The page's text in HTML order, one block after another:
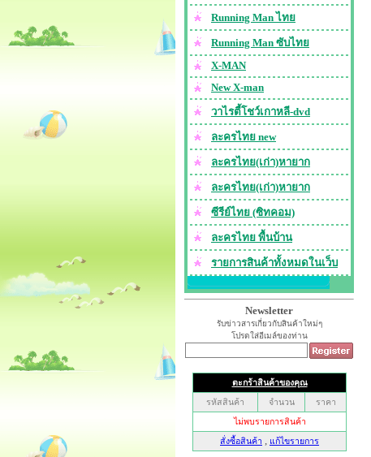
Running Man ไทย
Running Man ซับไทย
X-MAN
New X-man
วาไรตี้โชว์เกาหลี-dvd
ละครไทย new
ละครไทย(เก่า)หายาก
ละครไทย(เก่า)หายาก
ซีรีย์ไทย (ซิทคอม)
ละครไทย พื้นบ้าน
รายการสินค้าทั้งหมดในเว็บ
Newsletter
รับข่าวสารเกี่ยวกับสินค้าใหม่ๆ
โปรดใส่อีเมล์ของท่าน